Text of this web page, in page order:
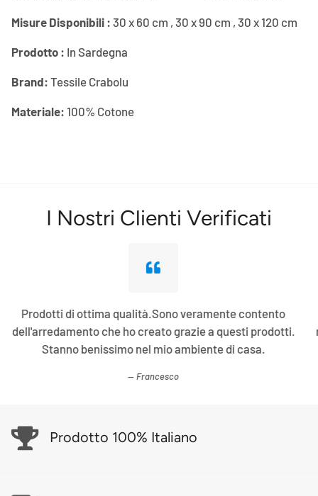
Misure Disponibili : 30 x 60 cm , 30 x 90 cm , 30 x 120 cm
Prodotto : In Sardegna
Brand: Tessile Crabolu
Materiale: 100% Cotone
I Nostri Clienti Verificati
Non posso che parlare bene di Tessile Crabolu. Sempre
molto gentili e cordiali, i prodotti sono molto buoni e sono
contento di aver comprato da loro, consiglio.
Lucia
Prodotto 100% Italiano